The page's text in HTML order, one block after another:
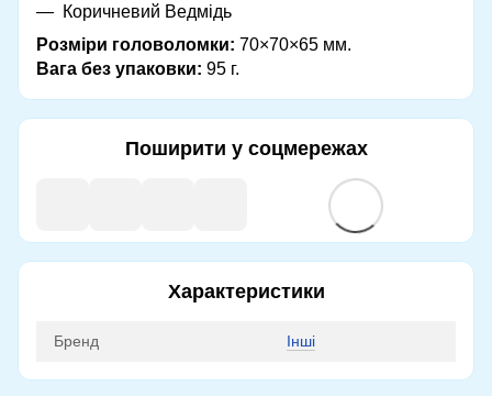
Коричневий Ведмідь
Розміри головоломки: 70×70×65 мм.
Вага без упаковки: 95 г.
Поширити у соцмережах
Характеристики
Бренд Інші